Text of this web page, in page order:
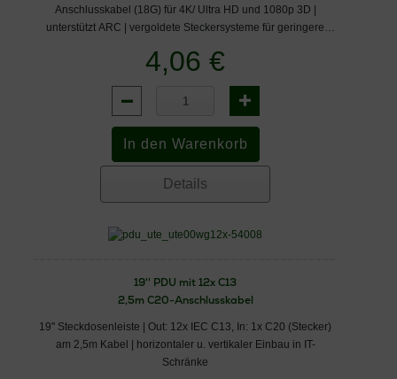
Anschlusskabel (18G) für 4K/ Ultra HD und 1080p 3D |
unterstützt ARC | vergoldete Steckersysteme für geringere
4,06 €
Details
19'' PDU mit 12x C13
2,5m C20-Anschlusskabel
19'' Steckdosenleiste | Out: 12x IEC C13, In: 1x C20 (Stecker)
am 2,5m Kabel | horizontaler u. vertikaler Einbau in IT-
Schränke